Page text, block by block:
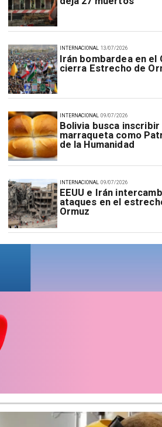
13/07/2026
Irán bombardea en el
cierra Estrecho de
INTERNACIONAL
09/07/2026
Bolivia busca inscribir
marraqueta como
de la Humanidad
INTERNACIONAL
09/07/2026
EEUU e Irán
ataques en el
Ormuz
INTERNACIONAL